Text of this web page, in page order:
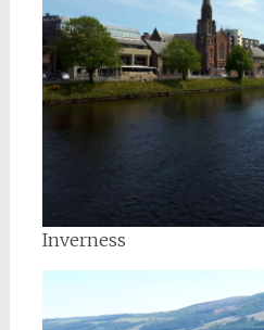
Inverness